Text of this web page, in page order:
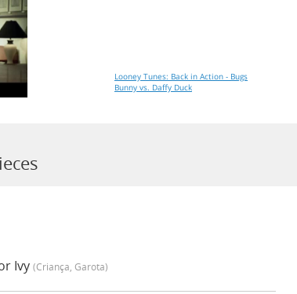
Looney Tunes: Back in Action - Bugs
Bunny vs. Daffy Duck
Ivy (criança, Garota)